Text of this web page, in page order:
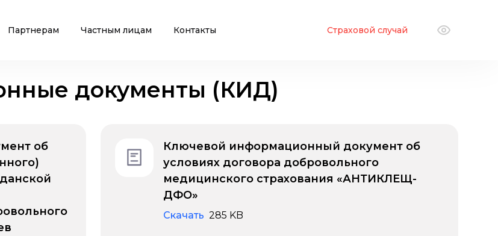
Партнерам Частным лицам Контакты Страховой случай
документы (КИД)
об
Ключевой информационный документ об
условиях договора добровольного
медицинского страхования «АНТИКЛЕЩ-
ДФО»
Скачать 285 KB